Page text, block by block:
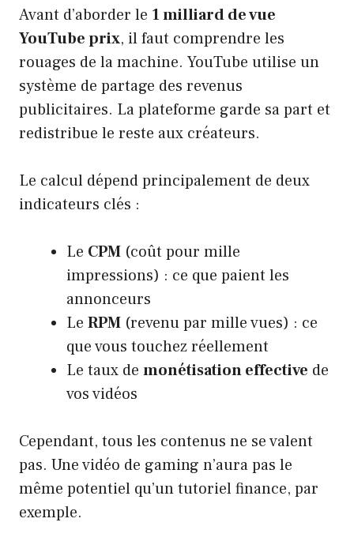
Avant d’aborder le 1 milliard de vue
YouTube prix, il faut comprendre les
rouages de la machine. YouTube utilise un
système de partage des revenus
publicitaires. La plateforme garde sa part et
redistribue le reste aux créateurs.
Le calcul dépend principalement de deux
indicateurs clés :
Le CPM (coût pour mille
impressions) : ce que paient les
annonceurs
Le RPM (revenu par mille vues) : ce
que vous touchez réellement
Le taux de monétisation effective de
vos vidéos
Cependant, tous les contenus ne se valent
pas. Une vidéo de gaming n’aura pas le
même potentiel qu’un tutoriel finance, par
exemple.